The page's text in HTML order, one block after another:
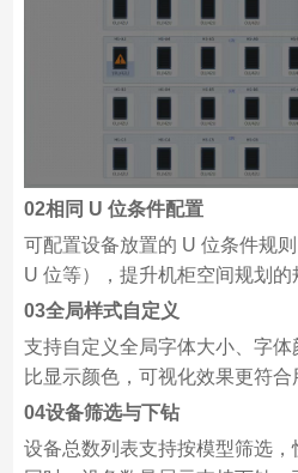
02相同 U 位条件配置
可配置设备放置的 U 位条件规
U 位等），提升机柜空间规划的
03全局样式自定义
支持自定义全局字体大小、字
比显示颜色，可视化效果更符合
04设备筛选与下钻
设备总数列表支持按模型筛选，